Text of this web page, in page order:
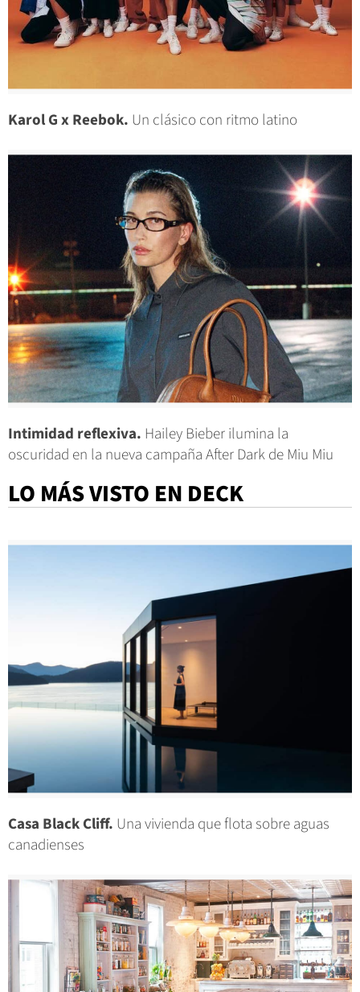
Karol G x Reebok. Un clásico con ritmo latino
Intimidad reflexiva. Hailey Bieber ilumina la
oscuridad en la nueva campaña After Dark de Miu Miu
LO MÁS VISTO EN DECK
Casa Black Cliff. Una vivienda que flota sobre aguas
canadienses